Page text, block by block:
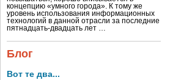
концепцию «умного города». К тому же
уровень использования информационных
технологий в данной отрасли за последние
пятнадцать-двадцать лет …
Блог
Вот те два...